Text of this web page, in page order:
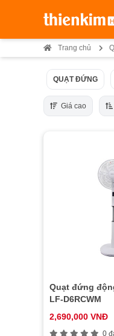
Trang chủ
QUẠT ĐỨNG
Giá cao
Quạt đứng
LF-D6RCWM
2,690,000 VNĐ
0